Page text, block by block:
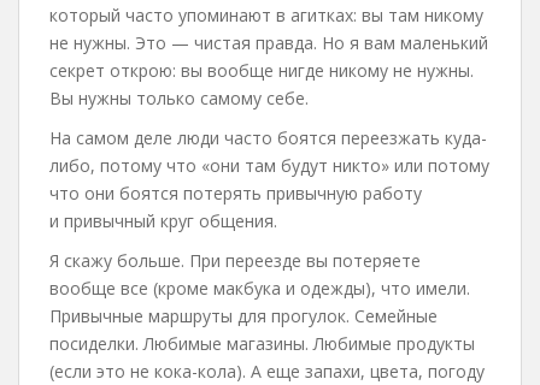
который часто упоминают в агитках: вы там никому
не нужны. Это — чистая правда. Но я вам маленький
секрет открою: вы вообще нигде никому не нужны.
Вы нужны только самому себе.
На самом деле люди часто боятся переезжать куда-
либо, потому что «они там будут никто» или потому
что они боятся потерять привычную работу
и привычный круг общения.
Я скажу больше. При переезде вы потеряете
вообще все (кроме макбука и одежды), что имели.
Привычные маршруты для прогулок. Семейные
посиделки. Любимые магазины. Любимые продукты
(если это не кока-кола). А еще запахи, цвета, погоду